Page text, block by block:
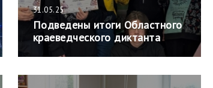
31.05.25
Подведены итоги Областного
краеведческого диктанта